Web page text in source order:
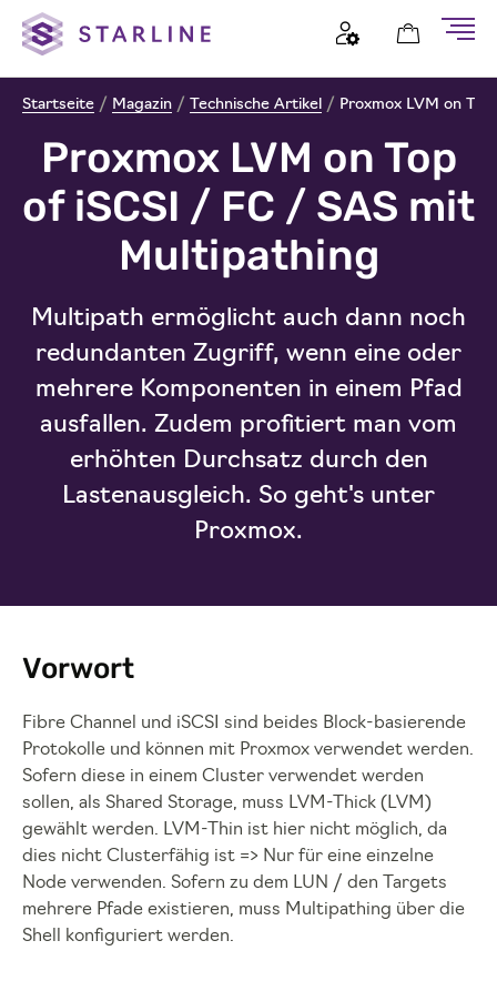
Startseite / Magazin / Technische Artikel / Proxmox LVM on
Proxmox LVM on Top
of iSCSI / FC / SAS mit
Multipathing
Multipath ermöglicht auch dann noch
redundanten Zugriff, wenn eine oder
mehrere Komponenten in einem Pfad
ausfallen. Zudem profitiert man vom
erhöhten Durchsatz durch den
Lastenausgleich. So geht's unter
Proxmox.
Vorwort
Fibre Channel und iSCSI sind beides Block-basierende
Protokolle und können mit Proxmox verwendet werden.
Sofern diese in einem Cluster verwendet werden
sollen, als Shared Storage, muss LVM-Thick (LVM)
gewählt werden. LVM-Thin ist hier nicht möglich, da
dies nicht Clusterfähig ist => Nur für eine einzelne
Node verwenden. Sofern zu dem LUN / den Targets
mehrere Pfade existieren, muss Multipathing über die
Shell konfiguriert werden.